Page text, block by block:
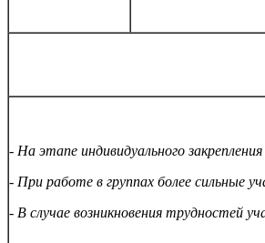
- На этапе индивидуального
- При работе в группах более сильные
- В случае возникновения трудностей